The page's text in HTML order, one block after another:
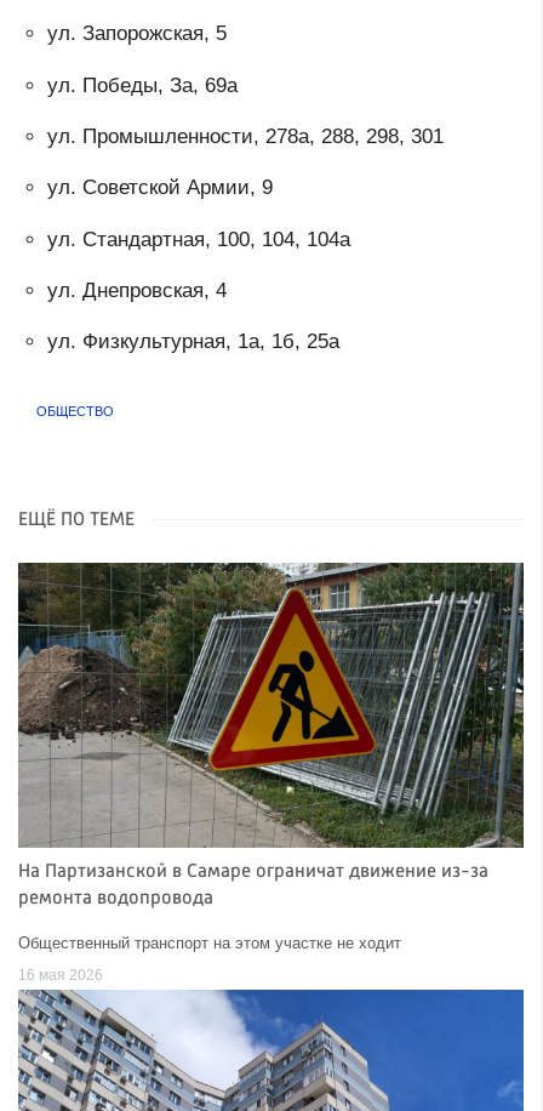
ул. Запорожская, 5
ул. Победы, За, 69a
ул. Промышленности, 278а, 288, 298, 301
ул. Советской Армии, 9
ул. Стандартная, 100, 104, 104а
ул. Днепровская, 4
ул. Физкультурная, 1а, 1б, 25а
ОБЩЕСТВО
ЕЩЁ ПО ТЕМЕ
На Партизанской в Самаре ограничат движение из-за
ремонта водопровода
Общественный транспорт на этом участке не ходит
16 мая 2026